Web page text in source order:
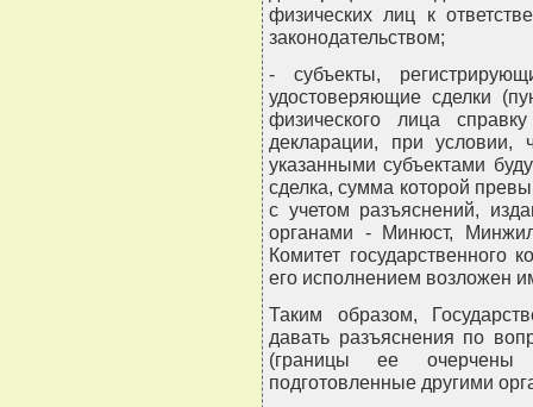
физических лиц к
законодательством;
- субъекты,
удостоверяющие сделки
физического лица
декларации, при условии,
указанными субъектами
сделка, сумма которой
с учетом разъяснений,
органами - Минюст,
Комитет государственного
его исполнением возложен
Таким образом,
давать разъяснения по
(границы ее очерчены
подготовленные другими